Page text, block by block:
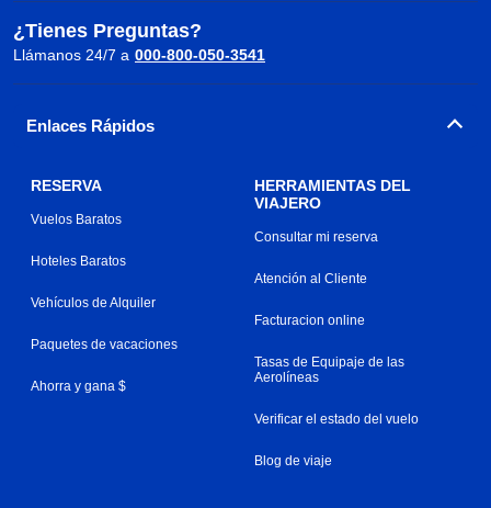
¿Tienes Preguntas?
Llámanos 24/7 a 000-800-050-3541
Enlaces Rápidos
RESERVA
Vuelos Baratos
Hoteles Baratos
Vehículos de Alquiler
Paquetes de vacaciones
Ahorra y gana $
HERRAMIENTAS DEL
VIAJERO
Consultar mi reserva
Atención al Cliente
Facturacion online
Tasas de Equipaje de las
Aerolíneas
Verificar el estado del vuelo
Blog de viaje